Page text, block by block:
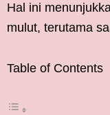
Hal ini
mulut, terutama
Table of Contents